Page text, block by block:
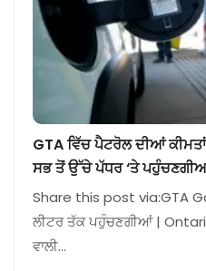
GTA ਵਿੱਚ ਪੈਟਰੋਲ ਦੀਆਂ
ਸਭ ਤੋਂ ਉੱਚੇ ਪੱਧਰ ‘ਤੇ
Share this post via:GTA
ਲੀਟਰ ਤੱਕ ਪਹੁੰਚਣਗੀਆਂ |
ਵਾਲੀ…